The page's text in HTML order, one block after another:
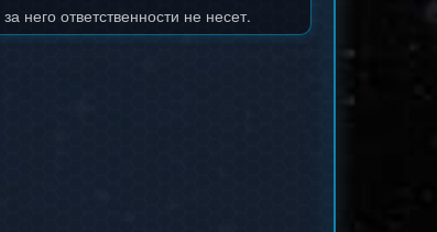
него ответственности не несет.